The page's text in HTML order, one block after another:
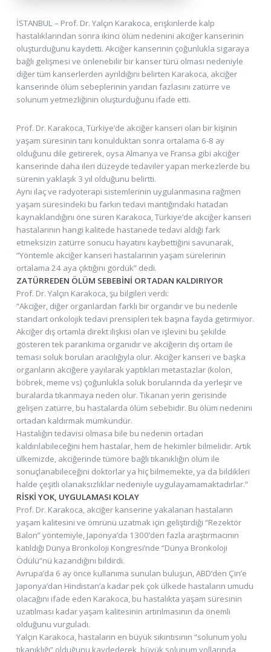
İSTANBUL – Prof. Dr. Yalçın Karakoca, erişkinlerde kalp
hastalıklarından sonra ikinci ölüm nedenini akciğer kanserinin
oluşturduğunu kaydetti. Akciğer kanserinin çoğunlukla sigaraya
bağlı gelişmesi ve önlenebilir bir kanser türü olması nedeniyle
diğer tüm kanserlerden ayrıldığını belirten Karakoca, akciğer
kanserinde ölüm sebeplerinin yarıdan fazlasını zatürre ve
solunum yetmezliğinin oluşturduğunu ifade etti.
Prof. Dr. Karakoca, Türkiye’de akciğer kanseri olan bir kişinin
yaşam süresinin tanı konulduktan sonra ortalama 6-8 ay
olduğunu dile getirerek, oysa Almanya ve Fransa gibi akciğer
kanserinde daha ileri düzeyde tedaviler yapan merkezlerde bu
sürenin yaklaşık 3 yıl olduğunu belirtti.
Aynı ilaç ve radyoterapi sistemlerinin uygulanmasına rağmen
yaşam süresindeki bu farkın tedavi mantığındaki hatadan
kaynaklandığını öne süren Karakoca, Türkiye’de akciğer kanseri
hastalarının hangi kalitede hastanede tedavi aldığı fark
etmeksizin zatürre sonucu hayatını kaybettiğini savunarak,
“Yöntemle akciğer kanseri hastalarının yaşam sürelerinin
ortalama 24 aya çıktığını gördük” dedi.
ZATÜRREDEN ÖLÜM SEBEBİNİ ORTADAN KALDIRIYOR
Prof. Dr. Yalçın Karakoca, şu bilgileri verdi:
“Akciğer, diğer organlardan farklı bir organdır ve bu nedenle
standart onkolojik tedavi prensipleri tek başına fayda getirmiyor.
Akciğer dış ortamla direkt ilişkisi olan ve işlevini bu şekilde
gösteren tek parankima organıdır ve akciğerin dış ortam ile
teması soluk boruları aracılığıyla olur. Akciğer kanseri ve başka
organların akciğere yayılarak yaptıkları metastazlar (kolon,
böbrek, meme vs) çoğunlukla soluk borularında da yerleşir ve
buralarda tıkanmaya neden olur. Tıkanan yerin gerisinde
gelişen zatürre, bu hastalarda ölüm sebebidir. Bu ölüm nedenini
ortadan kaldırmak mümkündür.
Hastalığın tedavisi olmasa bile bu nedenin ortadan
kaldırılabileceğini hem hastalar, hem de hekimler bilmelidir. Artık
ülkemizde, akciğerinde tümöre bağlı tıkanıklığın ölüm ile
sonuçlanabileceğini doktorlar ya hiç bilmemekte, ya da bildikleri
halde çeşitli olanaksızlıklar nedeniyle uygulayamamaktadırlar.”
RİSKİ YOK, UYGULAMASI KOLAY
Prof. Dr. Karakoca, akciğer kanserine yakalanan hastaların
yaşam kalitesini ve ömrünü uzatmak için geliştirdiği “Rezektör
Balon” yöntemiyle, Japonya’da 1300’den fazla araştırmacının
katıldığı Dünya Bronkoloji Kongresi’nde “Dünya Bronkoloji
Ödülü”nü kazandığını bildirdi.
Avrupa’da 6 ay önce kullanıma sunulan buluşun, ABD’den Çin’e
Japonya’dan Hindistan’a kadar pek çok ülkede hastaların umudu
olacağını ifade eden Karakoca, bu hastalıkta yaşam süresinin
uzatılması kadar yaşam kalitesinin artırılmasının da önemli
olduğunu vurguladı.
Yalçın Karakoca, hastaların en büyük sıkıntısının “solunum yolu
tıkanıklığı” olduğunu kaydederek, büyük solunum yollarında